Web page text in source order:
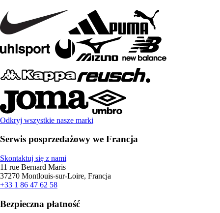
Odkryj wszystkie nasze marki
Serwis posprzedażowy we Francja
Skontaktuj się z nami
11 rue Bernard Maris
37270 Montlouis-sur-Loire, Francja
+33 1 86 47 62 58
Bezpieczna płatność